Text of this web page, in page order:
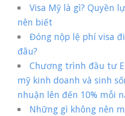
Visa Mỹ là gì? Quyền
nên biết
Đóng nộp lệ phí visa
đâu?
Chương trình đầu tư
mỹ kinh doanh và sinh
nhuận lên đến 10% mỗi
Những gì không nên